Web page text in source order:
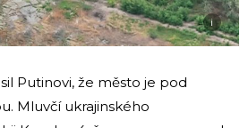
i
Putinovi, že město je pod
Mluvčí ukrajinského